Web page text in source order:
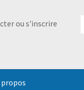
ou s'inscrire
propos